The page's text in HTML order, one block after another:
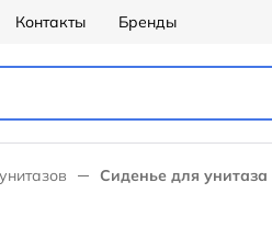
Контакты Бренды
Сиденье для